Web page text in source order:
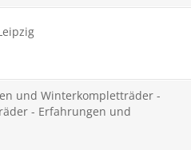
und Winterkompletträder -
- Erfahrungen und